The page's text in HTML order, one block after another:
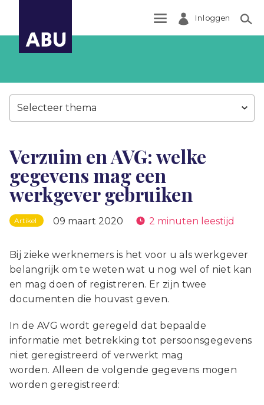
Inloggen
Selecteer thema
Verzuim en AVG: welke
gegevens mag een
werkgever gebruiken
Artikel 09 maart 2020 2 minuten leestijd
Bij zieke werknemers is het voor u als werkgever
belangrijk om te weten wat u nog wel of niet kan
en mag doen of registreren. Er zijn twee
documenten die houvast geven.
In de AVG wordt geregeld dat bepaalde
informatie met betrekking tot persoonsgegevens
niet geregistreerd of verwerkt mag
worden. Alleen de volgende gegevens mogen
worden geregistreerd: